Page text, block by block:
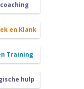
en Klank
Training
hulp